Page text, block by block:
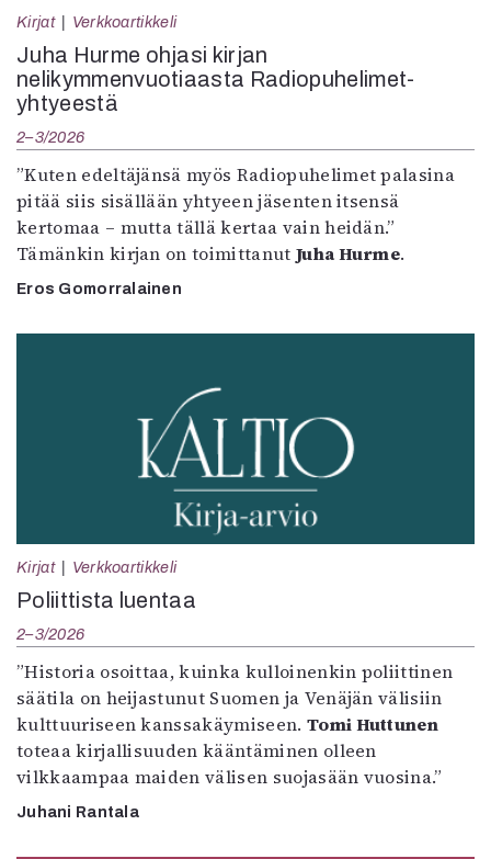
Kirjat Verkkoartikkeli
Juha Hurme ohjasi kirjan
nelikymmenvuotiaasta Radiopuhelimet-
yhtyeestä
2–3/2026
”Kuten edeltäjänsä myös Radiopuhelimet palasina
pitää siis sisällään yhtyeen jäsenten itsensä
kertomaa – mutta tällä kertaa vain heidän.”
Tämänkin kirjan on toimittanut Juha Hurme.
Eros Gomorralainen
Kirjat Verkkoartikkeli
Poliittista luentaa
2–3/2026
”Historia osoittaa, kuinka kulloinenkin poliittinen
säätila on heijastunut Suomen ja Venäjän välisiin
kulttuuriseen kanssakäymiseen. Tomi Huttunen
toteaa kirjallisuuden kääntäminen olleen
vilkkaampaa maiden välisen suojasään vuosina.”
Juhani Rantala